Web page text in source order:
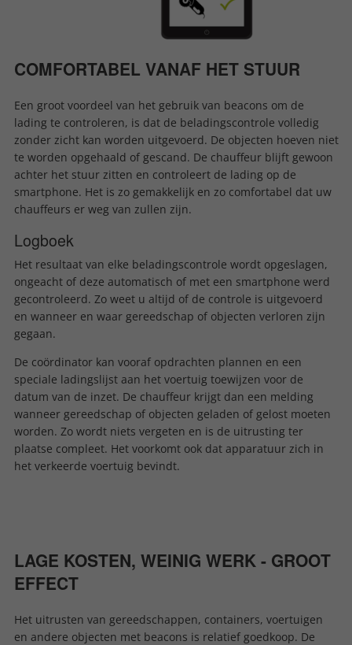
COMFORTABEL VANAF HET STUUR
Een groot voordeel van het gebruik van beacons om de
lading te controleren, is dat de beladingscontrole volledig
zonder zicht kan worden uitgevoerd. De objecten hoeven niet
te worden opgehaald of gescand. De chauffeur blijft gewoon
achter het stuur zitten en controleert de lading op de
smartphone. Het is zo gemakkelijk en zo comfortabel dat uw
chauffeurs er weg van zullen zijn.
Logboek
Het resultaat van elke beladingscontrole wordt opgeslagen,
ongeacht of deze automatisch of met een smartphone werd
gecontroleerd. Zo weet u altijd of de controle is uitgevoerd
en wanneer en waar gereedschap of objecten verloren zijn
gegaan.
De coördinator kan vooraf opdrachten plannen en een
speciale ladingslijst aan het voertuig toewijzen voor de
datum van de inzet. De chauffeur krijgt dan een melding
wanneer gereedschap of objecten geladen of gelost moeten
worden. Zo wordt niets vergeten en is de uitrusting ter
plaatse compleet. Het voorkomt ook dat apparatuur zich in
het verkeerde voertuig bevindt.
LAGE KOSTEN, WEINIG WERK - GROOT
EFFECT
Het uitrusten van gereedschappen, containers, voertuigen
en andere objecten met beacons is relatief goedkoop. De